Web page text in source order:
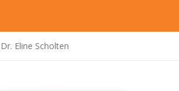
Dr. Eline Scholten